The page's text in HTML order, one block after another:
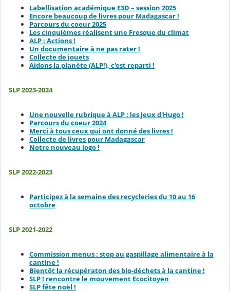
Labellisation académique E3D – session 2025
Encore beaucoup de livres pour Madagascar !
Parcours du coeur 2025
Les cinquièmes réalisent une Fresque du climat
ALP : Actions !
Un documentaire à ne pas rater !
Collecte de jouets
Aidons la planète (ALP!), c'est reparti !
SLP 2023-2024
Une nouvelle rubrique à ALP : les jeux d'Hugo !
Parcours du coeur 2024
Merci à tous ceux qui ont donné des livres !
Collecte de livres pour Madagascar
Notre nouveau logo !
SLP 2022-2023
Participez à la semaine des recycleries du 10 au 16
octobre
SLP 2021-2022
Commission menus : stop au gaspillage alimentaire à la
cantine !
Bientôt la récupératon des bio-déchets à la cantine !
SLP ! rencontre le mouvement Ecocitoyen
SLP fête noël !